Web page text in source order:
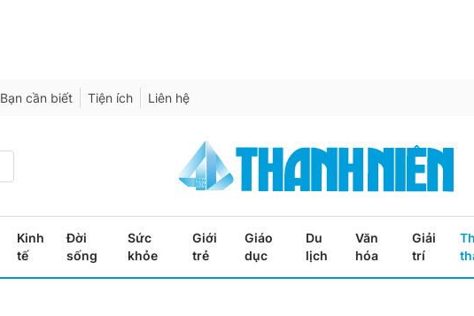
Bạn cần biết Tiện ích Liên hệ
Kinh
tế
Đời
sống
Sức
khỏe
Giới
trẻ
Giáo
dục
Du
lịch
Văn
hóa
Giải
trí